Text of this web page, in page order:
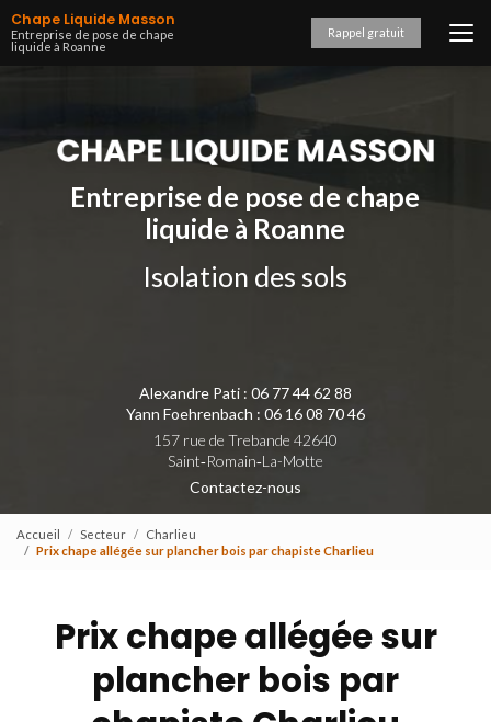
Aller
au
contenu
Chape Liquide Masson
Entreprise de pose de chape
liquide à Roanne
Rappel gratuit
Entreprise de pose de chape
liquide à Roanne
Isolation des sols
Alexandre Pati : 06 77 44 62 88
Yann Foehrenbach : 06 16 08 70 46
157 rue de Trebande 42640
Saint‑Romain‑La-Motte
Contactez-nous
Accueil Secteur
Charlieu
Prix chape allégée sur plancher bois par chapiste Charlieu
Prix chape allégée sur
plancher bois par